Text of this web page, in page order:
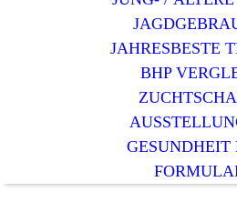
JAHRESBESTE
BHP
GESUNDHEIT